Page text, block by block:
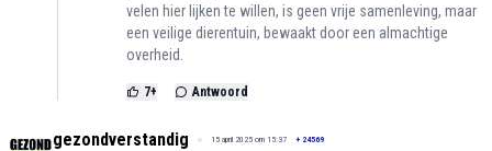
velen hier lijken te willen, is geen vrije samenleving, maar
een veilige dierentuin, bewaakt door een almachtige
overheid.
7+ Antwoord
gezondverstandig 15 april 2025 om 15:37 + 24569